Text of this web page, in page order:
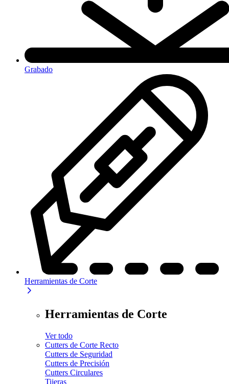
Grabado
Herramientas de Corte
Herramientas de Corte
Ver todo
Cutters de Corte Recto
Cutters de Seguridad
Cutters de Precisión
Cutters Circulares
Tijeras